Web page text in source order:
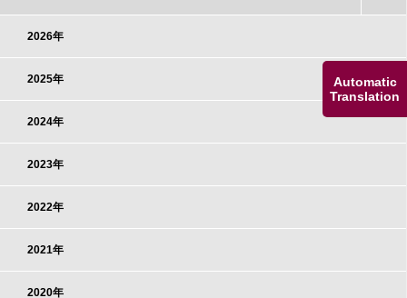
Automatic
Translation
2026年
2025年
2024年
2023年
2022年
2021年
2020年